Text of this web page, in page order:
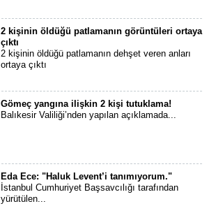
2 kişinin öldüğü patlamanın görüntüleri ortaya
çıktı
2 kişinin öldüğü patlamanın dehşet veren anları
ortaya çıktı
Gömeç yangına ilişkin 2 kişi tutuklama!
Balıkesir Valiliği’nden yapılan açıklamada...
Eda Ece: "Haluk Levent’i tanımıyorum."
İstanbul Cumhuriyet Başsavcılığı tarafından
yürütülen...